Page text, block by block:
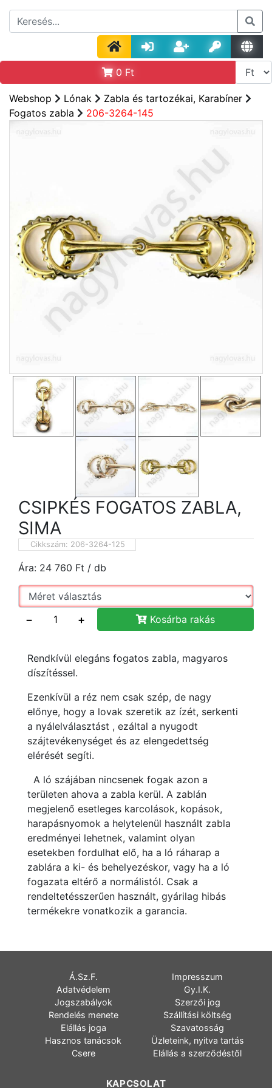
0 Ft
Webshop Lónak
Zabla és tartozékai, Karabíner
Fogatos zabla
206-3264-145
CSIPKÉS FOGATOS ZABLA,
SIMA
Cikkszám: 206-3264-125
Ára: 24 760 Ft / db
− + Kosárba rakás
Rendkívül elegáns fogatos zabla, magyaros
díszítéssel.
Ezenkívül a réz nem csak szép, de nagy
előnye, hogy a lovak szeretik az ízét, serkenti
a nyálelválasztást , ezáltal a nyugodt
szájtevékenységet és az elengedettség
elérését segíti.
A ló szájában nincsenek fogak azon a
területen ahova a zabla kerül. A zablán
megjelenő esetleges karcolások, kopások,
harapásnyomok a helytelenül használt zabla
eredményei lehetnek, valamint olyan
esetekben fordulhat elő, ha a ló ráharap a
zablára a ki- és behelyezéskor, vagy ha a ló
fogazata eltérő a normálistól. Csak a
rendeltetésszerűen használt, gyárilag hibás
termékekre vonatkozik a garancia.
Á.Sz.F.
Impresszum
Adatvédelem
Gy.I.K.
Jogszabályok
Szerzői jog
Rendelés menete
Szállítási költség
Elállás joga
Szavatosság
Hasznos tanácsok
Üzleteink, nyitva tartás
Csere
Elállás a szerződéstől
KAPCSOLAT